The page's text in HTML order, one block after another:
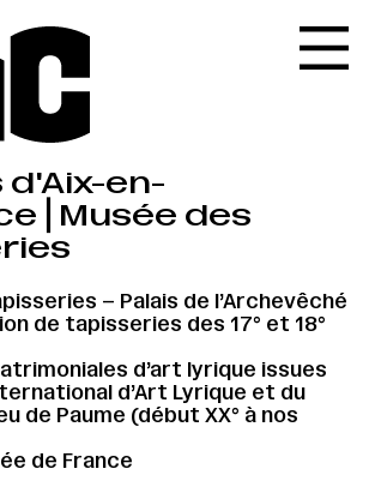
d'Aix-en-
des
– Palais de l’Archevêché
de tapisseries des 17° et 18°
d’art lyrique issues
d’Art Lyrique et du
de Paume (début XX° à nos
de France